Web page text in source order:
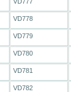
VD778
VD779
VD780
VD781
VD782